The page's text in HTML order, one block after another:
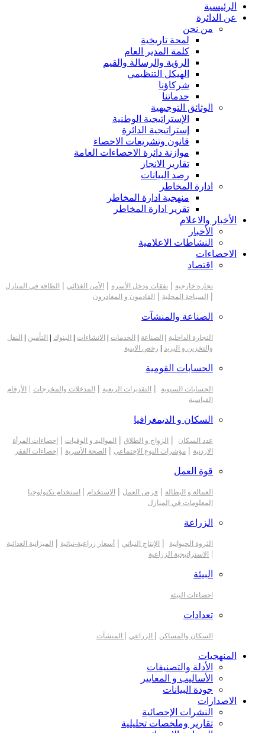
الرئيسية
عن الدائرة
من نحن
لمحة تاريخية
كلمة المدير العام
الرؤية والرسالة والقيم
الهيكل التنظيمي
شركاؤنا
خدماتنا
الوثائق التوجيهية
الإستراتيجية الوطنية
إستراتيجية الدائرة
قانون وتشريعات الاحصاء
موازنة دائرة الاحصاءات العامة
تقارير الانجاز
رصد البيانات
ادارة المخاطر
منهجية ادارة المخاطر
تقرير ادارة المخاطر
الأخبار والاعلام
الأخبار
النشاطات الاعلامية
الاحصاءات
اقتصاد
تجارة خارجية | نفقات ودخل الأسرة | الأمن الغذائي | الطاقة في المنازل
| السياحة المحلية | القادمون و المغادرون
الصناعة والمنشآت
التجارة الداخلية | الصناعة | الخدمات | الانشاءات | البنوك | التأمين | النقل
والتخزين و البريد | رخص الابنية
الحسابات القومية
الحسابات السنوية | التقديرات الربعية | المدخلات والمخرجات | الأرقام
القياسية
السكان و الديمغرافيا
عدد السكان | الزواج و الطلاق | المواليد و الوفيات | إحصاءات المرأة
الاردنية | مؤشرات النوع الإجتماعي | الصحة الأسرية | إحصاءات الفقر
قوة العمل
العمالة و البطالة | فرص العمل | الإستخدام | استخدام تكنولوجيا
المعلومات في المنازل
الزراعة
الثروة الحيوانية | الإنتاج النباتي | أسعار زراعية-نباتية | الميزانية الغذائية
| الاستراتيجية الزراعية
البيئة
احصاءات البيئة
تعدادات
السكان والمساكن | الزراعي | المنشآت
المنهجيات
الأدلة والتصنيفات
الأساليب و المعايير
جودة البيانات
الاصدارات
النشرات الإحصائية
تقارير وملخصات تحليلية